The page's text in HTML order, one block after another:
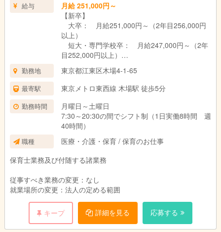
給与
月給 251,000円～
【新卒】
大卒： 月給251,000円～（2年目256,000円
以上）
短大・専門学校卒： 月給247,000円～（2年
目252,000円以上）
【中途】
保育士業務の経験年数によって、規程より算
出します
★家賃借上助成金：月82,000円まで
★奨学生応援手当：月5,000円支給
勤務地 東京都江東区木場4-1-65
最寄駅 東京メトロ東西線 木場駅 徒歩5分
勤務時間
月曜日～土曜日
7:30～20:30の間でシフト制（1日実働8時間 週
40時間）
職種
医療・介護・保育 / 保育のお仕事
保育士業務及び付随する諸業務
従事すべき業務の変更：なし
就業場所の変更：法人の定める範囲
キープ 詳細を見る 応募する